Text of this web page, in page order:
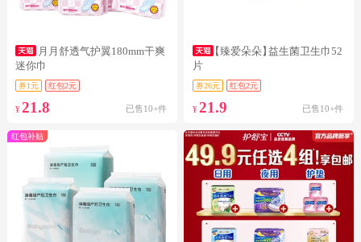
月月舒透气护翼180mm干爽
迷你巾
券1元 红包2元
¥ 21.8 已售10+件
【臻爱朵朵】益生菌卫生巾52
片
券26元 红包2元
¥21.9 已售10+件
红包补贴